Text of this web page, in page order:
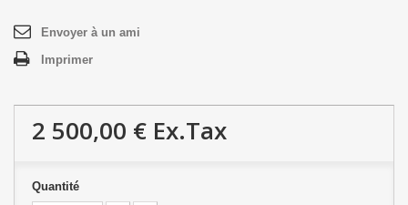
Envoyer à un ami
Imprimer
2 500,00 € Ex.Tax
Quantité